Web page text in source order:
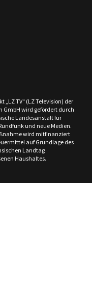
„LZ TV“ (LZ Television) der
GmbH wird gefördert durch
Landesanstalt für
und neue Medien.
wird mitfinanziert
auf Grundlage des
Landtag
Haushaltes.